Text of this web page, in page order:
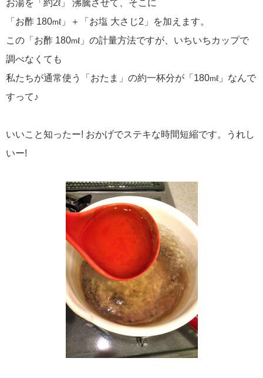
お湯を「約2ℓ 」 沸騰させて、そこに
「お酢 180mℓ 」＋「お塩 大さじ2」を加えます。
この「お酢 180mℓ 」の計量方法ですが、いちいちカップで
調べなくても
私たちが通常使う「おたま」の約一杯分が「180mℓ 」なんで
すって♪
いいこと知ったー! おかげでステキな時間短縮です。うれし
いー!